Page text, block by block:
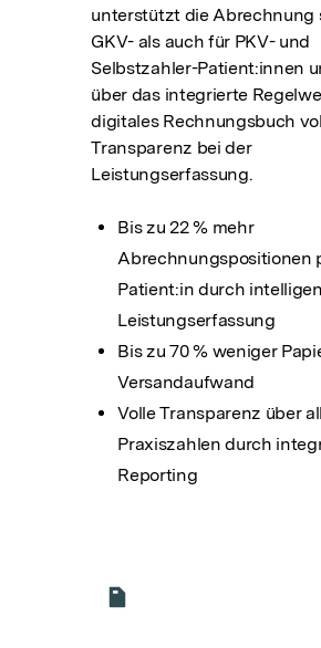
unterstützt die Abrechnung
GKV- als auch für PKV- und
Selbstzahler-Patient:innen
über das integrierte
digitales Rechnungsbuch
Transparenz bei der
Leistungserfassung.
Bis zu 22 % mehr
Abrechnungspositionen
Patient:in durch
Leistungserfassung
Bis zu 70 % weniger
Versandaufwand
Volle Transparenz über
Praxiszahlen durch
Reporting